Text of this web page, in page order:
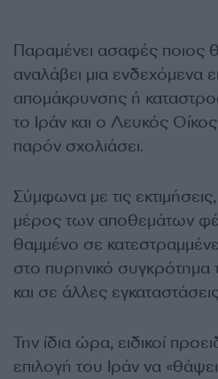
Παραμένει ασαφές ποιος
αναλάβει μια ενδεχόμενα
απομάκρυνσης ή
το Ιράν και ο Λευκός
παρόν σχολιάσει.
Σύμφωνα με τις
μέρος των αποθεμάτων
θαμμένο σε
στο πυρηνικό
και σε άλλες
Την ίδια ώρα, ειδικοί
επιλογή του Ιράν να